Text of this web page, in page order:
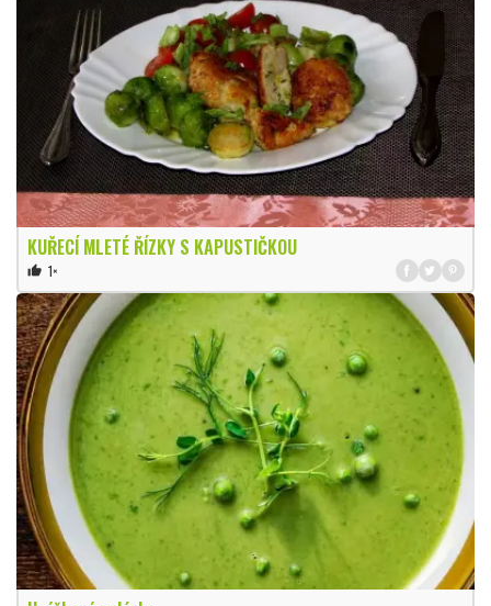
KUŘECÍ MLETÉ ŘÍZKY S KAPUSTIČKOU
thumb_up 1×